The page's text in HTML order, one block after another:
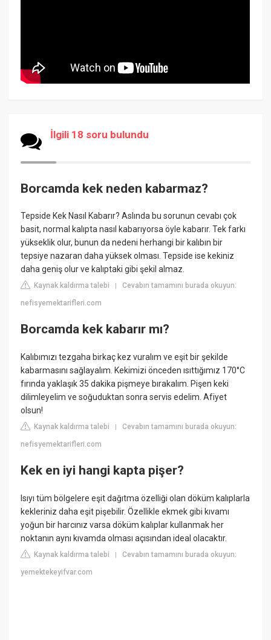
İlgili 18 soru bulundu
Borcamda kek neden kabarmaz?
Tepside Kek Nasıl Kabarır? Aslında bu sorunun cevabı çok
basit, normal kalıpta nasıl kabarıyorsa öyle kabarır. Tek farkı
yükseklik olur, bunun da nedeni herhangi bir kalıbın bir
tepsiye nazaran daha yüksek olması. Tepside ise kekiniz
daha geniş olur ve kalıptaki gibi şekil almaz.
Kaynak kaldırma talebi |Cevabın tamamını burada okuyun:
nefisyemektarifleri.com
Borcamda kek kabarır mı?
Kalıbımızı tezgaha birkaç kez vuralım ve eşit bir şekilde
kabarmasını sağlayalım. Kekimizi önceden ısıttığımız 170°C
fırında yaklaşık 35 dakika pişmeye bırakalım. Pişen keki
dilimleyelim ve soğuduktan sonra servis edelim. Afiyet
olsun!
Kaynak kaldırma talebi |Cevabın tamamını burada okuyun:
nefisyemektarifleri.com
Kek en iyi hangi kapta pişer?
Isıyı tüm bölgelere eşit dağıtma özelliği olan döküm kalıplarla
kekleriniz daha eşit pişebilir. Özellikle ekmek gibi kıvamı
yoğun bir harcınız varsa döküm kalıplar kullanmak her
noktanın aynı kıvamda olması açısından ideal olacaktır.
Kaynak kaldırma talebi |Cevabın tamamını burada okuyun:
yemektekeyifvar.com